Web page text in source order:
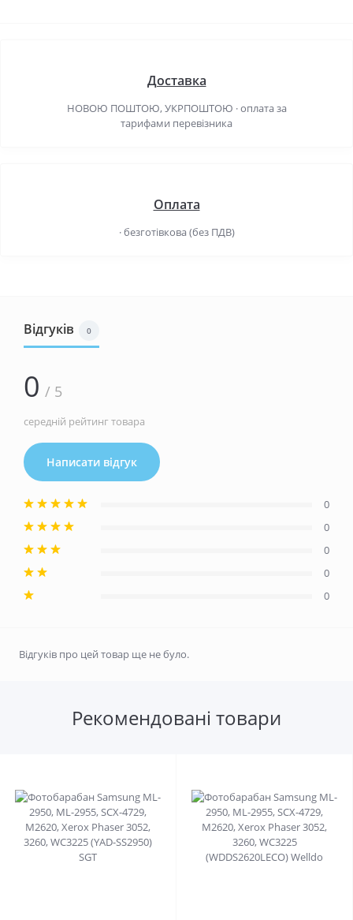
Доставка
НОВОЮ ПОШТОЮ, УКРПОШТОЮ · оплата за
тарифами перевізника
Оплата
· безготівкова (без ПДВ)
Відгуків 0
0 / 5
середній рейтинг товара
Написати відгук
0
0
0
0
0
Відгуків про цей товар ще не було.
Рекомендовані товари